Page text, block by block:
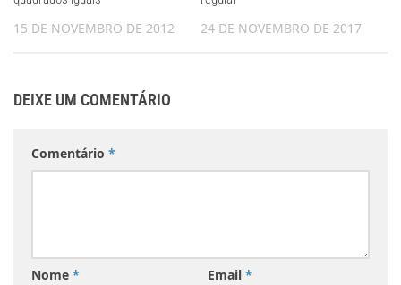
15 DE NOVEMBRO DE 2012 24 DE NOVEMBRO DE 2017
DEIXE UM COMENTÁRIO
Comentário *
Nome * Email *